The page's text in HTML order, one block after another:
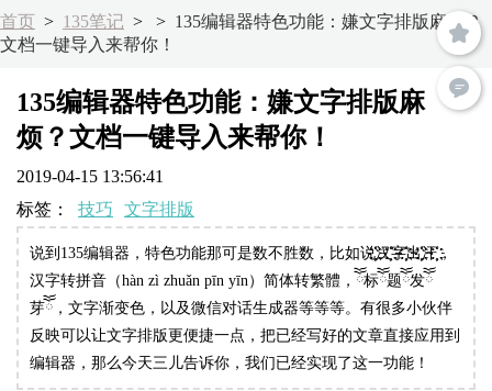
首页 > 135笔记 > > 135编辑器特色功能：嫌文字排版麻烦？
文档一键导入来帮你！
135编辑器特色功能：嫌文字排版麻
烦？文档一键导入来帮你！
2019-04-15 13:56:41
标签： 技巧 文字排版
说到135编辑器，特色功能那可是数不胜数，比如说҉҉҈汉҉҉҈字҉҉҈出҉҉҈汗҉҉҈，
汉字转拼音（hàn zì zhuǎn pīn yīn）简体转繁體，ོོ标ོོ题ོོ发ོོ
芽ོོ，文字渐变色，以及微信对话生成器等等等。有很多小伙伴
反映可以让文字排版更便捷一点，把已经写好的文章直接应用到
编辑器，那么今天三儿告诉你，我们已经实现了这一功能！